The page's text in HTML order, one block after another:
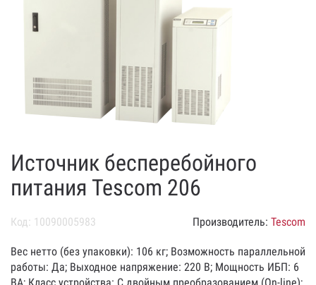
Источник бесперебойного
питания Tescom 206
Код: 10090005983 Производитель: Tescom
Вес нетто (без упаковки): 106 кг; Возможность параллельной
работы: Да; Выходное напряжение: 220 В; Мощность ИБП: 6